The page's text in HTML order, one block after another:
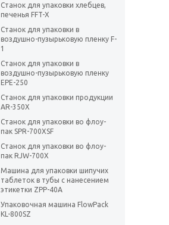
Станок для упаковки хлебцев,
печенья FFT-X
Станок для упаковки в
воздушно-пузырьковую пленку F-
1
Станок для упаковки в
воздушно-пузырьковую пленку
EPE-250
Станок для упаковки продукции
AR-350X
Станок для упаковки во флоу-
пак SPR-700XSF
Станок для упаковки во флоу-
пак RJW-700X
Машина для упаковки шипучих
таблеток в тубы с нанесением
этикетки ZPP-40A
Упаковочная машина FlowPack
KL-800SZ